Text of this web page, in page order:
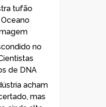
tufão
no
de DNA
acham
mas